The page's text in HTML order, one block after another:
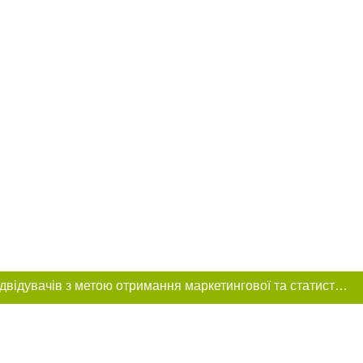
Цей сайт використовує «cookies». Також веб-сайт використовує інтернет-сервіс для збору технічних даних стосовно відвідувачів з метою отримання маркетингової та статистичної інформації. Умови обробки даних відвідувачів сайту див.